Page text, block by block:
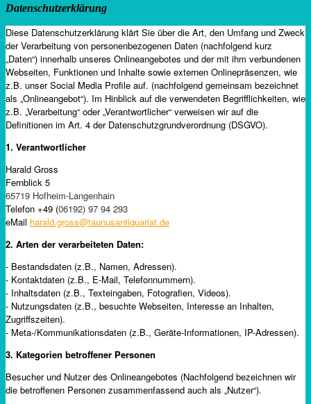
Datenschutzerklärung
Diese Datenschutzerklärung klärt Sie über die Art, den Umfang und Zweck
der Verarbeitung von personenbezogenen Daten (nachfolgend kurz
„Daten“) innerhalb unseres Onlineangebotes und der mit ihm verbundenen
Webseiten, Funktionen und Inhalte sowie externen Onlinepräsenzen, wie
z.B. unser Social Media Profile auf. (nachfolgend gemeinsam bezeichnet
als „Onlineangebot“). Im Hinblick auf die verwendeten Begrifflichkeiten, wie
z.B. „Verarbeitung“ oder „Verantwortlicher“ verweisen wir auf die
Definitionen im Art. 4 der Datenschutzgrundverordnung (DSGVO).
1. Verantwortlicher
Harald Gross
Fernblick 5
65719 Hofheim-Langenhain
Telefon +49 (06192) 97 94 293
eMail harald.gross@taunusantiquariat.de
2. Arten der verarbeiteten Daten:
- Bestandsdaten (z.B., Namen, Adressen).
- Kontaktdaten (z.B., E-Mail, Telefonnummern).
- Inhaltsdaten (z.B., Texteingaben, Fotografien, Videos).
- Nutzungsdaten (z.B., besuchte Webseiten, Interesse an Inhalten,
Zugriffszeiten).
- Meta-/Kommunikationsdaten (z.B., Geräte-Informationen, IP-Adressen).
3. Kategorien betroffener Personen
Besucher und Nutzer des Onlineangebotes (Nachfolgend bezeichnen wir
die betroffenen Personen zusammenfassend auch als „Nutzer“).